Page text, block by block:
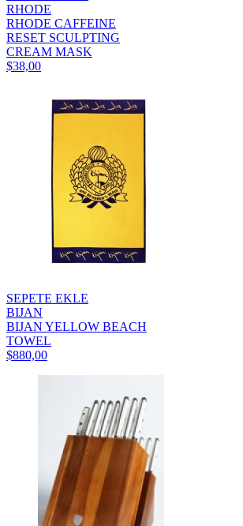
RHODE
RHODE CAFFEINE
RESET SCULPTING
CREAM MASK
$38,00
SEPETE EKLE
BIJAN
BIJAN YELLOW BEACH
TOWEL
$880,00